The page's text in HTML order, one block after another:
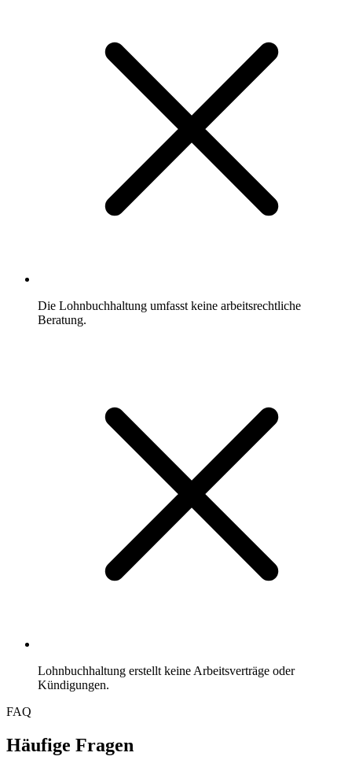
Die Lohnbuchhaltung umfasst keine arbeitsrechtliche
Beratung.
Lohnbuchhaltung erstellt keine Arbeitsverträge oder
Kündigungen.
FAQ
Häufige Fragen